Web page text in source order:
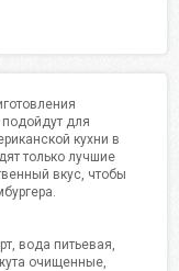
для
кухни в
только лучшие
вкус, чтобы
вода питьевая,
очищенные,